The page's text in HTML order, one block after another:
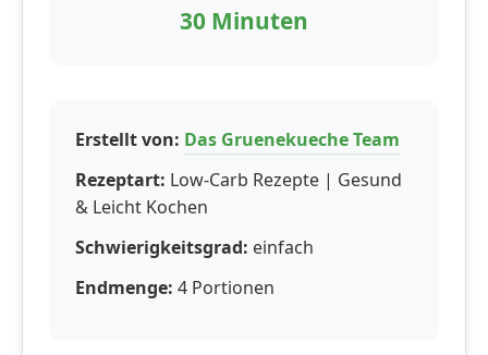
30 Minuten
Erstellt von: Das Gruenekueche Team
Rezeptart: Low-Carb Rezepte | Gesund
& Leicht Kochen
Schwierigkeitsgrad: einfach
Endmenge: 4 Portionen